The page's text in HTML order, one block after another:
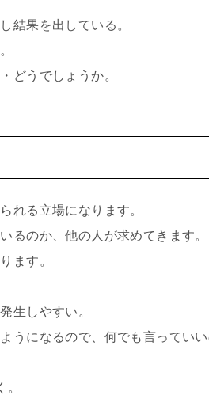
結果を出している。
どうでしょうか。
れる立場になります。
るのか、他の人が求めてきます。
ます。
生しやすい。
うになるので、何でも言ってい